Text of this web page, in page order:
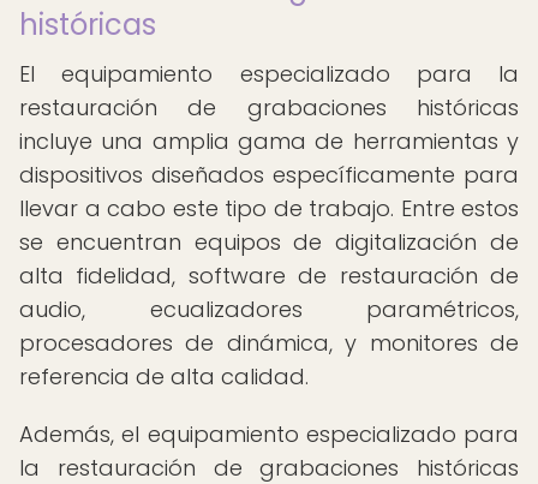
históricas
El equipamiento especializado para la
restauración de grabaciones históricas
incluye una amplia gama de herramientas y
dispositivos diseñados específicamente para
llevar a cabo este tipo de trabajo. Entre estos
se encuentran equipos de digitalización de
alta fidelidad, software de restauración de
audio, ecualizadores paramétricos,
procesadores de dinámica, y monitores de
referencia de alta calidad.
Además, el equipamiento especializado para
la restauración de grabaciones históricas